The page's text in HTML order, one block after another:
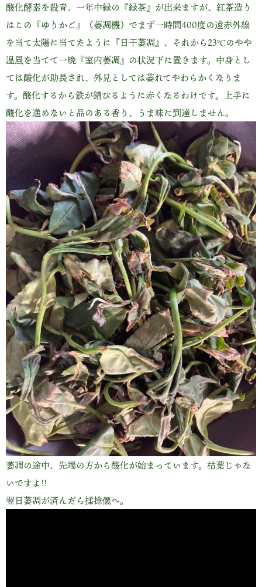
酸化酵素を殺青、一年中緑の『緑茶』が出来ますが、紅茶造り
はこの『ゆりかご』（萎凋機）でまず一時間400度の遠赤外線
を当て太陽に当てたように『日干萎凋』、それから23℃のやや
温風を当てて一晩『室内萎凋』の状況下に置きます。中身とし
ては酸化が助長され、外見としては萎れてやわらかくなりま
す。酸化するから鉄が錆びるように赤くなるわけです。上手に
酸化を進めないと品のある香り、うま味に到達しません。
萎凋の途中、先端の方から酸化が始まっています。枯葉じゃな
いですよ!!
翌日萎凋が済んだら揉捻僟へ。